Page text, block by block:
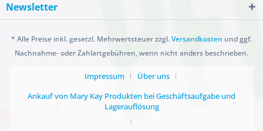
Newsletter
* Alle Preise inkl. gesetzl. Mehrwertsteuer zzgl.Versandkosten und ggf.
Nachnahme- oder Zahlartgebühren, wenn nicht anders beschrieben.
Impressum
Über uns
Ankauf von Mary Kay Produkten bei Geschäftsaufgabe und
Lagerauflösung